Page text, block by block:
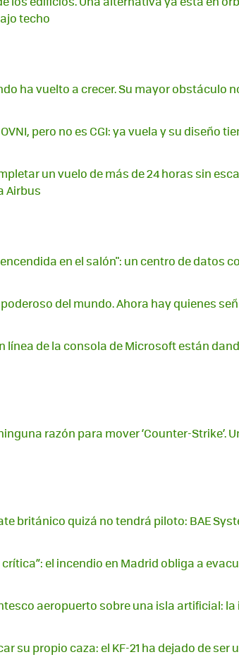
techo
ha vuelto a crecer. Su mayor obstáculo
pero no es CGI: ya vuela y su diseño
un vuelo de más de 24 horas sin
Airbus
en el salón": un centro de datos
del mundo. Ahora hay quienes
línea de la consola de Microsoft están
razón para mover ‘Counter-Strike’.
británico quizá no tendrá piloto: BAE
el incendio en Madrid obliga a
aeropuerto sobre una isla artificial: la
su propio caza: el KF-21 ha dejado de ser